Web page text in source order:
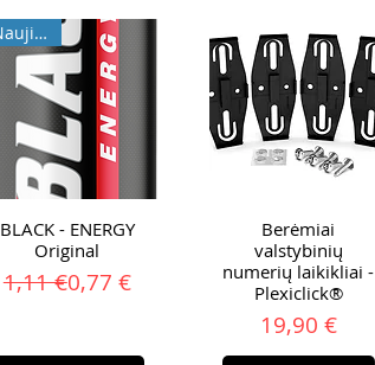
Naujiena!
BLACK - ENERGY
Original
Įprastinė kaina
1,11 €Pardavimo kaina
0,77 €
Berėmiai
valstybinių
numerių laikikliai -
Plexiclick®
Kaina
19,90 €